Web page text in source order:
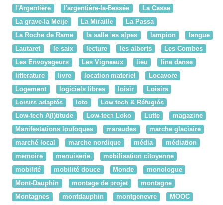
l'Argentière
l'argentière-la-Bessée
La Casse
La grave-la Meije
La Miraille
La Passa
La Roche de Rame
la salle les alpes lampion
langue
Lautaret
le saix lecture les alberts
Les Combes
Les Envoyageurs
Les Vigneaux lieu
line danse
litterature
livre location materiel
Locavore
Logement
logiciels libres loisir
Loisirs
Loisirs adaptés
loto
Low-tech & Réfugiés
Low-tech A(l)titude
Low-tech Loko Lutte
magazine
Manifestations loufoques
maraudes
marche glaciaire
marché local
marche nordique média
médiation
memoire
menuiserie
mobilisation citoyenne
mobilité
mobilité douce Monde
monologue
Mont-Dauphin
montage de projet
montagne
Montagnes
montdauphin montgenevre
MOOC